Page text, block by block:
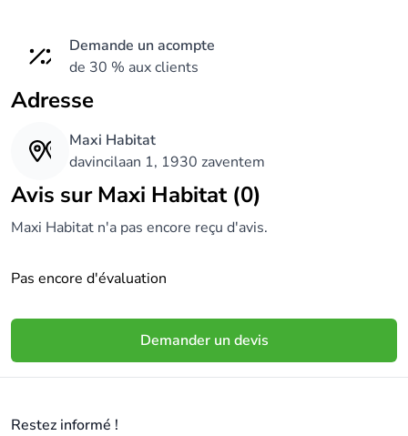
Demande un acompte
de 30 % aux clients
Adresse
Maxi Habitat
davincilaan 1, 1930 zaventem
Avis sur Maxi Habitat (0)
Maxi Habitat n'a pas encore reçu d'avis.
Pas encore d'évaluation
Demander un devis
Restez informé !